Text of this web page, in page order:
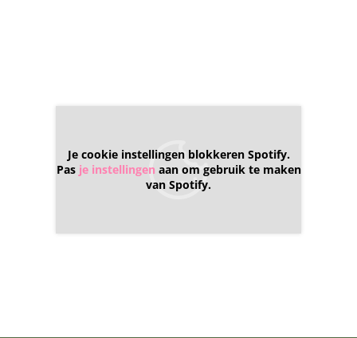
Je cookie instellingen blokkeren Spotify.
Pas je instellingen aan om gebruik te maken
van Spotify.